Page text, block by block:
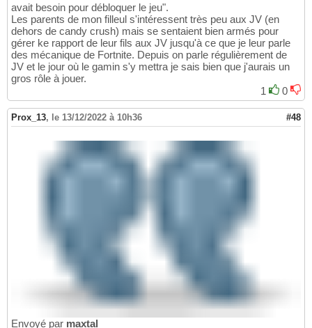
avait besoin pour débloquer le jeu".
Les parents de mon filleul s'intéressent très peu aux JV (en
dehors de candy crush) mais se sentaient bien armés pour
gérer ke rapport de leur fils aux JV jusqu'à ce que je leur parle
des mécanique de Fortnite. Depuis on parle régulièrement de
JV et le jour où le gamin s'y mettra je sais bien que j'aurais un
gros rôle à jouer.
1
0
Prox_13, le 13/12/2022 à 10h36 #48
Envoyé par maxtal